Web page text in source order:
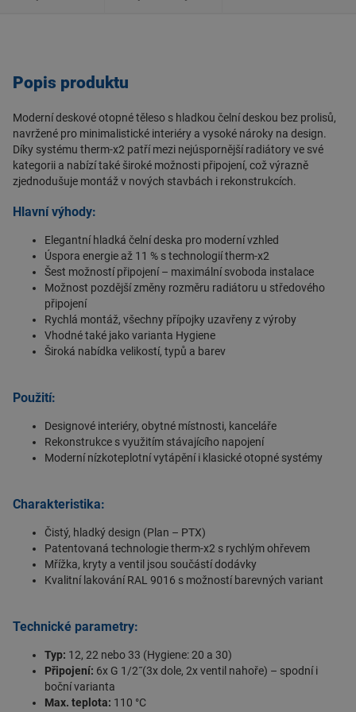
stylově a čistě, zatímco technologie therm-x2 garantuje rychlé a
náklady a zároveň vizuálně pozvedne interiér.
Radiátorytaké nabízejí možnost individuálního nastavení teploty
v jednotlivých místnostech. Díky termostatům můžemejednoduše
regulovat teplotupodle našich potřeb, to zajišťujekomfort a
Celkově lze radiátory považovat za
prostředí v našich domovech a pracovních prostorech. Jejich
jednoduchost a spolehlivostzůstávají nadčasovými a ceněnými
vlastnostmi.
Richter + Frenzel
rozvody vody a topenísplňují nejvyšší standardy kvality.
Popis produktu
Moderní deskové otopné těleso s hladkou čelní deskou bez prolisů,
navržené pro minimalistické interiéry a vysoké nároky na design.
Díky systému therm-x2 patří mezi nejúspornější radiátory ve své
kategorii a nabízí také široké možnosti připojení, což výrazně
zjednodušuje montáž v nových stavbách i rekonstrukcích.
Hlavní výhody:
Elegantní hladká čelní deska pro moderní vzhled
Úspora energie až 11 % s technologií therm-x2
Šest možností připojení – maximální svoboda instalace
Možnost pozdější změny rozměru radiátoru u středového
připojení
Rychlá montáž, všechny přípojky uzavřeny z výroby
Vhodné také jako varianta Hygiene
Široká nabídka velikostí, typů a barev
Použití:
Designové interiéry, obytné místnosti, kanceláře
Rekonstrukce s využitím stávajícího napojení
Moderní nízkoteplotní vytápění i klasické otopné systémy
Charakteristika:
Čistý, hladký design (Plan – PTX)
Patentovaná technologie therm-x2 s rychlým ohřevem
Mřížka, kryty a ventil jsou součástí dodávky
Kvalitní lakování RAL 9016 s možností barevných variant
Technické parametry:
Typ: 12, 22 nebo 33 (Hygiene: 20 a 30)
Připojení: 6x G 1/2˝(3x dole, 2x ventil nahoře) – spodní i
boční varianta
Max. teplota: 110 °C